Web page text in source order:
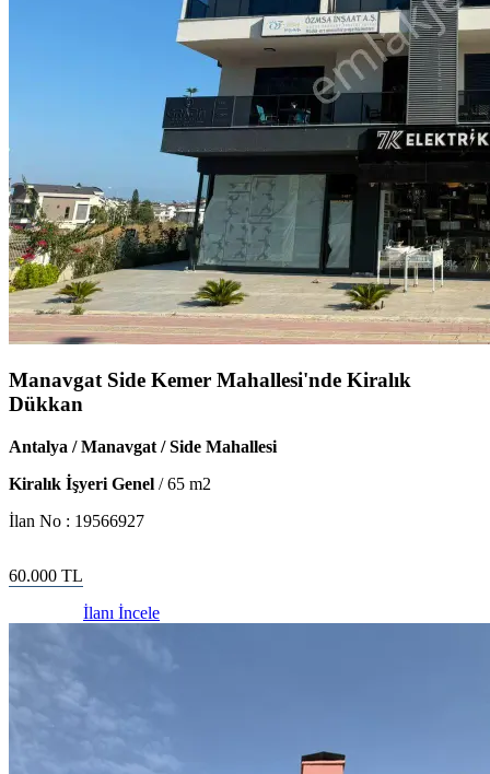
Manavgat Side Kemer Mahallesi'nde Kiralık
Dükkan
Antalya / Manavgat / Side Mahallesi
Kiralık İşyeri Genel /65 m2
İlan No : 19566927
60.000 TL
İlanı İncele